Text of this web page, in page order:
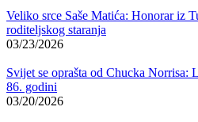
Veliko srce Saše Matića: Honorar iz
roditeljskog staranja
03/23/2026
Svijet se oprašta od Chucka Norrisa:
86. godini
03/20/2026